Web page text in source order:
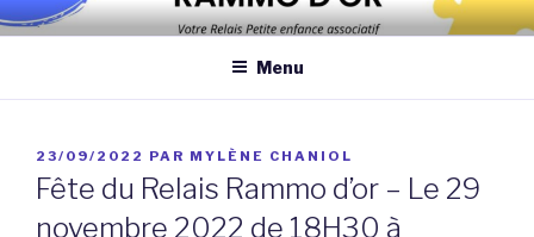
Aller
au
principal
Association qui a pour objectif d’améliorer les conditions et la
assistantes maternelles et/ou au domicile des parents
Menu
PUBLIÉ
LE
23/09/2022 PAR MYLÈNE CHANIOL
Fête du Relais Rammo d’or – Le 29
novembre 2022 de 18H30 à